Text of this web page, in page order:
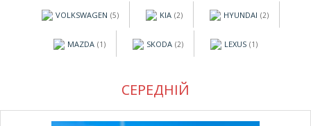
VOLKSWAGEN (5) KIA (2) HYUNDAI (2)
MAZDA (1) SKODA (2) LEXUS (1)
СЕРЕДНІЙ